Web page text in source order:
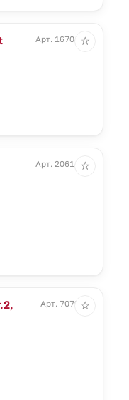
Арт. 16704.30
☆
Арт. 20614.40
☆
Арт. 7079.60
☆